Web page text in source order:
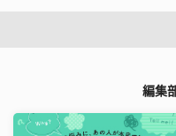
編集